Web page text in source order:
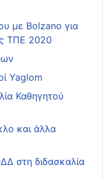
με Bolzano για
ΤΠΕ 2020
Yaglom
Καθηγητού
και άλλα
στη διδασκαλία